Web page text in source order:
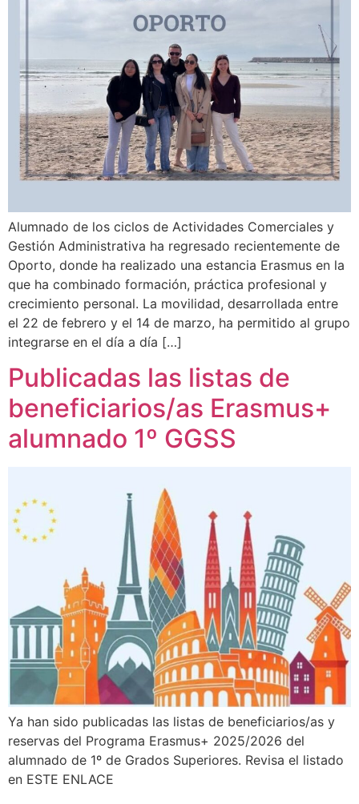
Alumnado de los ciclos de Actividades Comerciales y
Gestión Administrativa ha regresado recientemente de
Oporto, donde ha realizado una estancia Erasmus en la
que ha combinado formación, práctica profesional y
crecimiento personal. La movilidad, desarrollada entre
el 22 de febrero y el 14 de marzo, ha permitido al grupo
integrarse en el día a día […]
Publicadas las listas de
beneficiarios/as Erasmus+
alumnado 1º GGSS
Ya han sido publicadas las listas de beneficiarios/as y
reservas del Programa Erasmus+ 2025/2026 del
alumnado de 1º de Grados Superiores. Revisa el listado
en ESTE ENLACE